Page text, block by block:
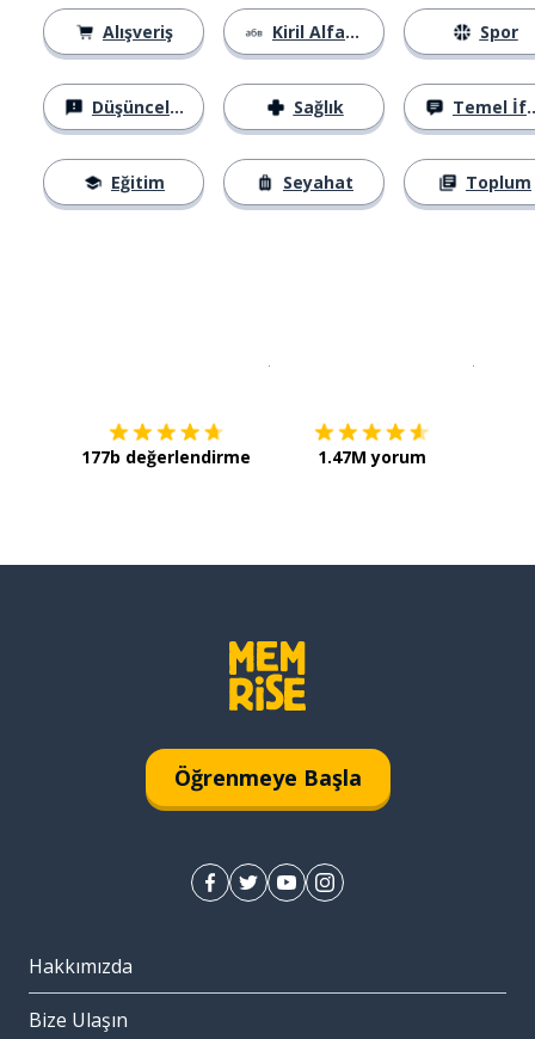
Alışveriş
Düşünceler
Eğitim
Kiril Alfabesi
Sağlık
Seyahat
Spor
Temel İfadeler
Toplum
177b değerlendirme 1.47M yorum
Öğrenmeye Başla
Hakkımızda
Bize Ulaşın